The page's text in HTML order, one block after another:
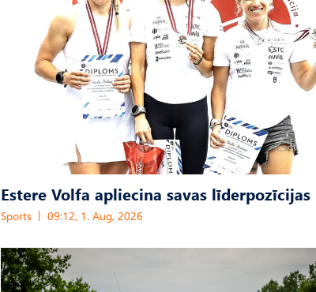
Estere Volfa apliecina savas līderpozīcijas
Sports 09:12, 1. Aug, 2026